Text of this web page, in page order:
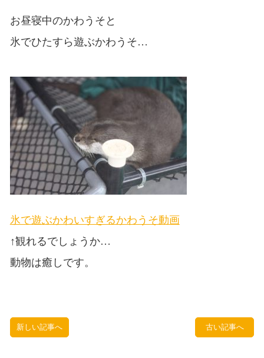
お昼寝中のかわうそと
氷でひたすら遊ぶかわうそ…
氷で遊ぶかわいすぎるかわうそ動画
↑観れるでしょうか…
動物は癒しです。
新しい記事へ 古い記事へ